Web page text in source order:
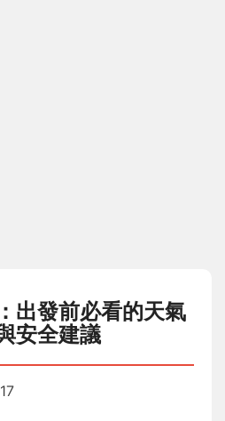
出發前必看的天氣
安全建議